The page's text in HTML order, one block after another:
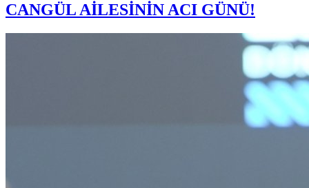
CANGÜL AİLESİNİN ACI GÜNÜ!